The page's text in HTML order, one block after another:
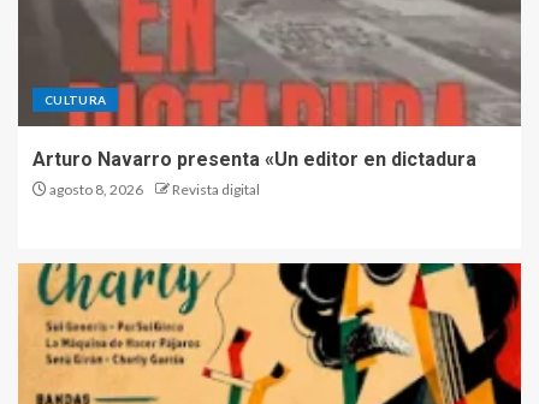
CULTURA
Arturo Navarro presenta «Un editor en dictadura
agosto 8, 2026 Revista digital